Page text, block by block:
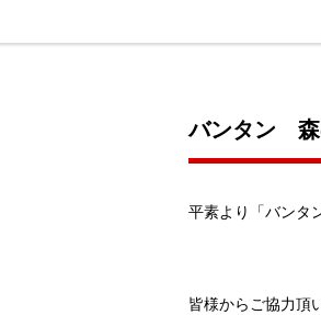
バンタン 森
平素より「バンタ
皆様からご協力頂